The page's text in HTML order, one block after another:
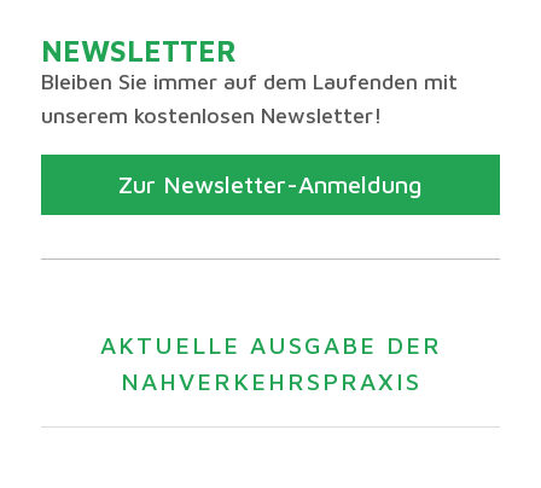
NEWSLETTER
Bleiben Sie immer auf dem Laufenden mit
unserem kostenlosen Newsletter!
Zur Newsletter-Anmeldung
AKTUELLE AUSGABE DER
NAHVERKEHRSPRAXIS